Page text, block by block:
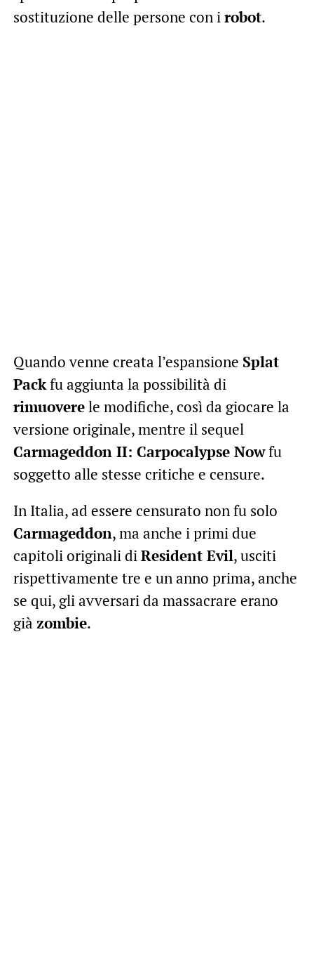
sostituzione delle persone con irobot.
Quando venne creata l’espansione Splat
Packfu aggiunta la possibilità di
rimuoverele modifiche, così da giocare la
versione originale, mentre il sequel
Carmageddon II: Carpocalypse Nowfu
soggetto alle stesse critiche e censure.
In Italia, ad essere censurato non fu solo
Carmageddon, ma anche i primi due
capitoli originali diResident Evil, usciti
rispettivamente tre e un anno prima, anche
se qui, gli avversari da massacrare erano
già zombie.